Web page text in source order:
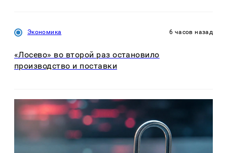
Экономика 6 часов назад
«Лосево» во второй раз остановило
производство и поставки